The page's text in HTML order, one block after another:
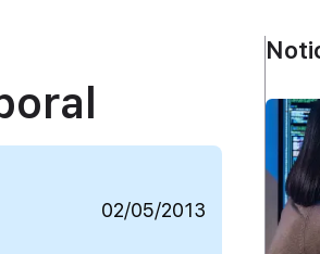
02/05/2013